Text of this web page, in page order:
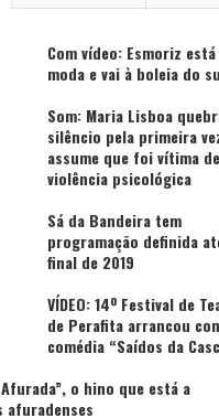
Com vídeo: Esmoriz
moda e vai à boleia do
Som: Maria Lisboa
silêncio pela primeira
assume que foi vítima de
violência psicológica
Sá da Bandeira tem
programação definida
final de 2019
VÍDEO: 14º Festival de
de Perafita arrancou
comédia “Saídos da
o hino que está a
afuradenses